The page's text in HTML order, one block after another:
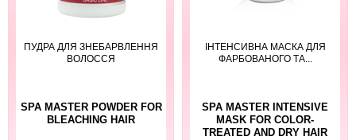
ПУДРА ДЛЯ ЗНЕБАРВЛЕННЯ
ВОЛОССЯ
SPA MASTER POWDER FOR
BLEACHING HAIR
ІНТЕНСИВНА МАСКА ДЛЯ
ФАРБОВАНОГО ТА...
SPA MASTER INTENSIVE
MASK FOR COLOR-
TREATED AND DRY HAIR